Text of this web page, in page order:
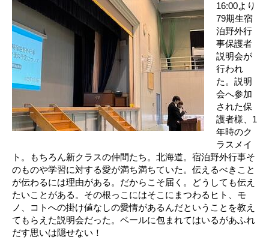
16:00より
79期生宿
泊野外行
事保護者
説明会が
行われ
た。説明
会へ参加
された保
護者様、1
年時のク
ラスメイ
ト。もちろん新クラスの仲間たち。北海道。宿泊野外行事そ
のものや学習に対する愛が満ち満ちていた。伝えるべきこと
が伝わるには理由がある。だからこそ届く。どうしても伝え
たいことがある。その根っこにはそこにまつわるヒト、モ
ノ、コトへの掛け値なしの愛情があるんだということを教え
てもらえた説明会だった。ベールに包まれてはいるがあふれ
だす思いは隠せない！